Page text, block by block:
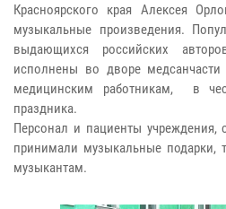
Красноярского края Алексея
музыкальные произведения.
выдающихся российских
исполнены во дворе
медицинским работникам, в
праздника.
Персонал и пациенты учреждения,
принимали музыкальные подарки,
музыкантам.